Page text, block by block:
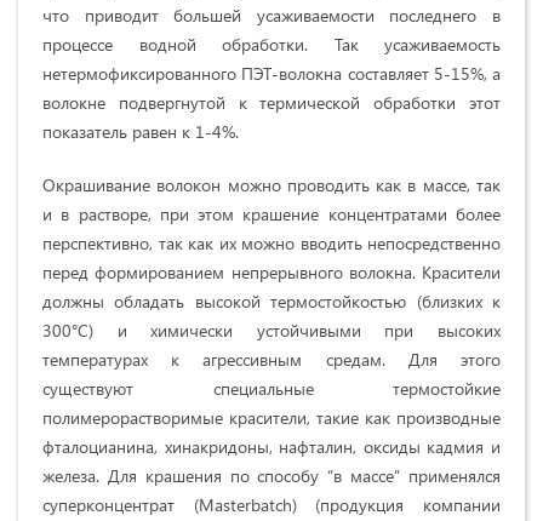
что приводит большей усаживаемости последнего в
процессе водной обработки. Так усаживаемость
нетермофиксированного ПЭТ-волокна составляет 5-15%, а
волокне подвергнутой к термической обработки этот
показатель равен к 1-4%.
Окрашивание волокон можно проводить как в массе, так
и в растворе, при этом крашение концентратами более
перспективно, так как их можно вводить непосредственно
перед формированием непрерывного волокна. Красители
должны обладать высокой термостойкостью (близких к
300°С) и химически устойчивыми при высоких
температурах к агрессивным средам. Для этого
существуют специальные термостойкие
полимерорастворимые красители, такие как производные
фталоцианина, хинакридоны, нафталин, оксиды кадмия и
железа. Для крашения по способу “в массе” применялся
суперконцентрат (Masterbatch) (продукция компании